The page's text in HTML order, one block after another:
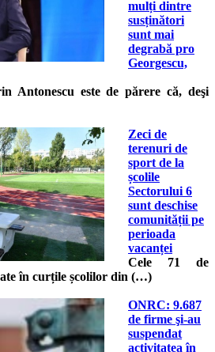
mulți dintre
susținători
sunt mai
degrabă pro
Georgescu,
Antonescu este de părere că, deşi
Zeci de
terenuri de
sport de la
școlile
Sectorului 6
sunt deschise
comunității pe
perioada
vacanței
Cele 71 de
în curțile școlilor din (…)
ONRC: 9.687
de firme şi-au
suspendat
activitatea în